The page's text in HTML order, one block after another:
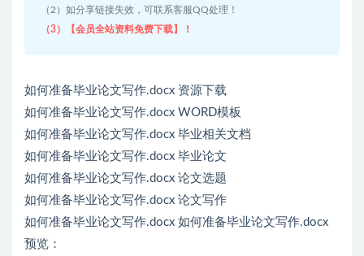
（2）如分享链接失效，可联系客服QQ处理！
（3）【会员全站资料免费下载】！
如何准备毕业论文写作.docx 资源下载
如何准备毕业论文写作.docx WORD模板
如何准备毕业论文写作.docx 毕业相关文档
如何准备毕业论文写作.docx 毕业论文
如何准备毕业论文写作.docx 论文选题
如何准备毕业论文写作.docx 论文写作
如何准备毕业论文写作.docx 如何准备毕业论文写作.docx
预览：